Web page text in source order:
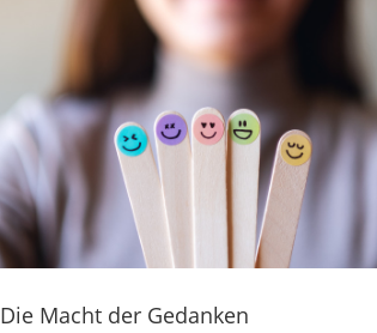
Die Macht der Gedanken